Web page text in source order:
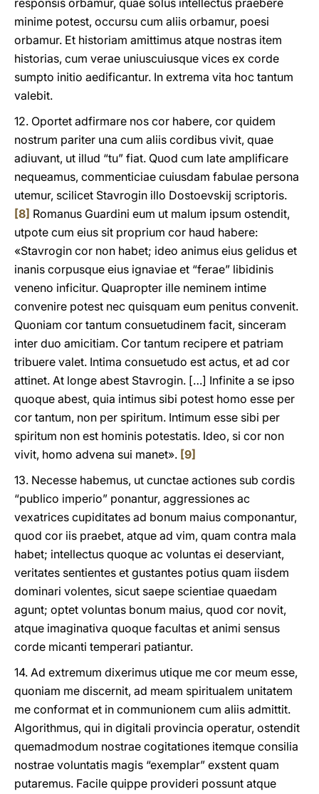
responsis orbamur, quae solus intellectus praebere
minime potest, occursu cum aliis orbamur, poesi
orbamur. Et historiam amittimus atque nostras item
historias, cum verae uniuscuiusque vices ex corde
sumpto initio aedificantur. In extrema vita hoc tantum
valebit.
12. Oportet adfirmare nos cor habere, cor quidem
nostrum pariter una cum aliis cordibus vivit, quae
adiuvant, ut illud “tu” fiat. Quod cum late amplificare
nequeamus, commenticiae cuiusdam fabulae persona
utemur, scilicet Stavrogin illo Dostoevskij scriptoris.
[8] Romanus Guardini eum ut malum ipsum ostendit,
utpote cum eius sit proprium cor haud habere:
«Stavrogin cor non habet; ideo animus eius gelidus et
inanis corpusque eius ignaviae et “ferae” libidinis
veneno inficitur. Quapropter ille neminem intime
convenire potest nec quisquam eum penitus convenit.
Quoniam cor tantum consuetudinem facit, sinceram
inter duo amicitiam. Cor tantum recipere et patriam
tribuere valet. Intima consuetudo est actus, et ad cor
attinet. At longe abest Stavrogin. […] Infinite a se ipso
quoque abest, quia intimus sibi potest homo esse per
cor tantum, non per spiritum. Intimum esse sibi per
spiritum non est hominis potestatis. Ideo, si cor non
vivit, homo advena sui manet». [9]
13. Necesse habemus, ut cunctae actiones sub cordis
“publico imperio” ponantur, aggressiones ac
vexatrices cupiditates ad bonum maius componantur,
quod cor iis praebet, atque ad vim, quam contra mala
habet; intellectus quoque ac voluntas ei deserviant,
veritates sentientes et gustantes potius quam iisdem
dominari volentes, sicut saepe scientiae quaedam
agunt; optet voluntas bonum maius, quod cor novit,
atque imaginativa quoque facultas et animi sensus
corde micanti temperari patiantur.
14. Ad extremum dixerimus utique me cor meum esse,
quoniam me discernit, ad meam spiritualem unitatem
me conformat et in communionem cum aliis admittit.
Algorithmus, qui in digitali provincia operatur, ostendit
quemadmodum nostrae cogitationes itemque consilia
nostrae voluntatis magis “exemplar” exstent quam
putaremus. Facile quippe provideri possunt atque